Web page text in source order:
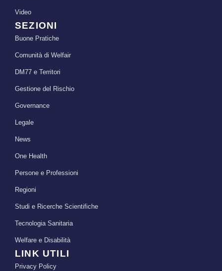
Video
SEZIONI
Buone Pratiche
Comunità di Welfair
DM77 e Territori
Gestione del Rischio
Governance
Legale
News
One Health
Persone e Professioni
Regioni
Studi e Ricerche Scientifiche
Tecnologia Sanitaria
Welfare e Disabilità
LINK UTILI
Privacy Policy